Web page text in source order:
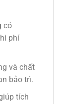
có
phí
và chất
bảo trì.
tích